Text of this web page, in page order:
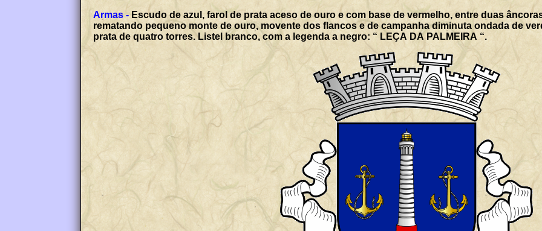
Armas - Escudo de azul, farol de prata aceso de ouro e com base de vermelho, entre duas
rematando pequeno monte de ouro, movente dos flancos e de campanha diminuta ondada de
prata de quatro torres. Listel branco, com a legenda a negro: “ LEÇA DA PALMEIRA “.